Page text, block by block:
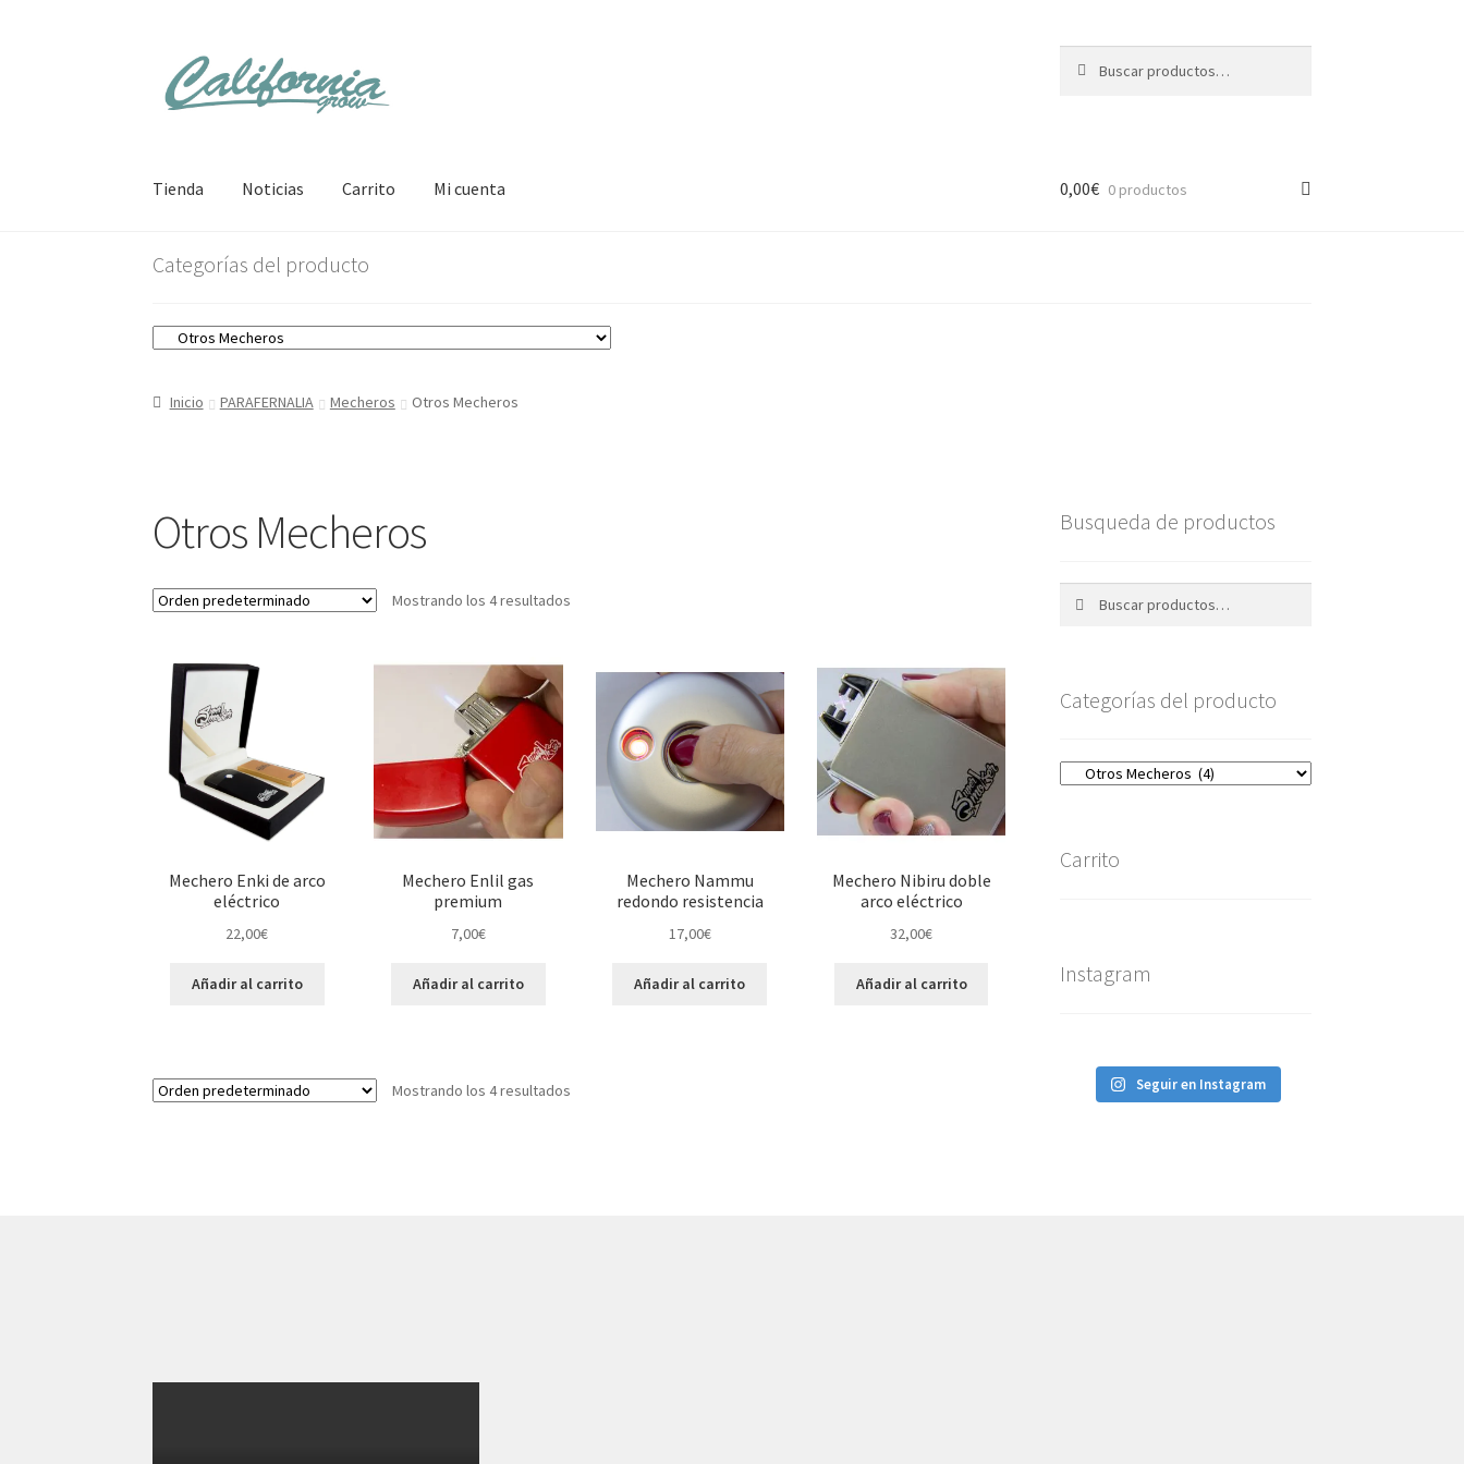
contenido
por:
Tienda Noticias Carrito Mi cuenta 0,00€ 0 productos
Categorías del producto
Inicio PARAFERNALIA Mecheros Otros Mecheros
Otros Mecheros
Mostrando los 4 resultados
Mechero Enki de arco
eléctrico
22,00€
Añadir al carrito
Mechero Enlil gas
premium
7,00€
Añadir al carrito
Mechero Nammu
redondo resistencia
17,00€
Añadir al carrito
Mechero Nibiru doble
arco eléctrico
32,00€
Añadir al carrito
Mostrando los 4 resultados
Busqueda de productos
Categorías del producto
Carrito
Instagram
Seguir en Instagram